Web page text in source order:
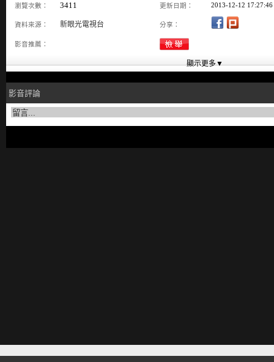
瀏覽次數： 3411 更新日期： 2013-12-12 17:27:46
資料來源： 新眼光電視台 分享：
影音推薦：
影音評論